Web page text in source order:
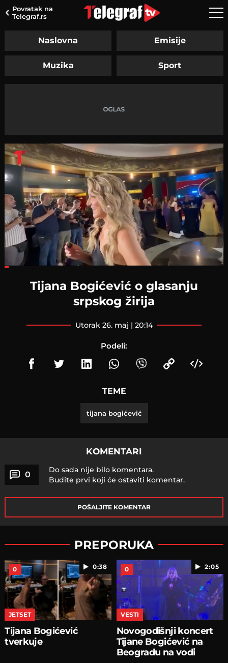
Povratak na
Telegraf.rs
Naslovna Emisije
Muzika Sport
Tijana Bogićević o glasanju
srpskog žirija
utorak 26. maj | 20:14
Podeli:
TEME
tijana bogićević
KOMENTARI
0
Do sada nije bilo komentara.
Budite prvi koji će ostaviti komentar.
POŠALJITE KOMENTAR
PREPORUKA
0:38
0
JETSET
Tijana Bogićević
tverkuje
2:05
0
VESTI
Novogodišnji koncert
Tijane Bogićević na
Beogradu na vodi